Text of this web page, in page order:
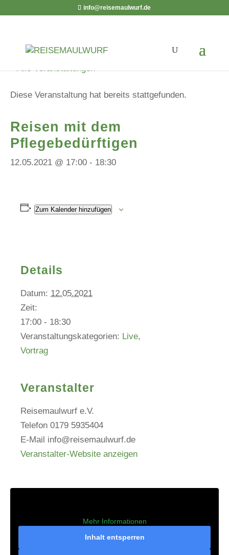
info@reisemaulwurf.de
« Alle Veranstaltungen
Diese Veranstaltung hat bereits stattgefunden.
Reisen mit dem
Pﬂegebedürftigen
12.05.2021 @ 17:00 - 18:30
Zum Kalender hinzufügen
Details
Datum: 12.05.2021
Zeit:
17:00 - 18:30
Veranstaltungskategorien: Live,
Vortrag
Veranstalter
Reisemaulwurf e.V.
Telefon 0179 5935404
E-Mail info@reisemaulwurf.de
Veranstalter-Website anzeigen
Mehr Informationen
Inhalt entsperren